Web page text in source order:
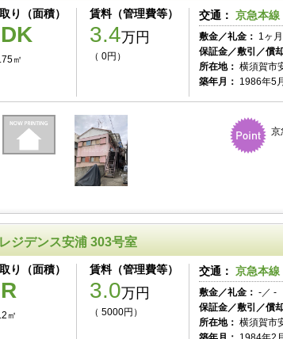
り（面積）
㎡
賃料（管理費等）
3.4万円
（ 0円）
交通： 京急本線
敷金／礼金： 1ヶ
保証金／敷引／償
所在地： 横須賀市
築年月： 1986年5月
京
ジデンス安浦 303号室
り（面積）
㎡
賃料（管理費等）
3.0万円
（ 5000円）
交通： 京急本線
敷金／礼金： -／ -
保証金／敷引／償
所在地： 横須賀市